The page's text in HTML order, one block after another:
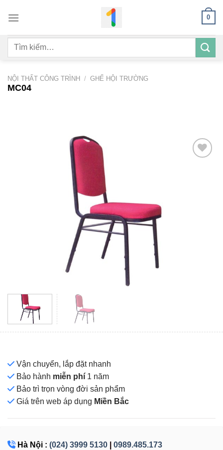
qua
dung
0
Tìm
NỘI THẤT CÔNG TRÌNH / GHẾ HỘI TRƯỜNG
MC04
Vận chuyển, lắp đặt nhanh
Bảo hành miễn phí 1 năm
Bảo trì trọn vòng đời sản phẩm
Giá trên web áp dụng Miền Bắc
Hà Nội : (024) 3999 5130
0989.485.173